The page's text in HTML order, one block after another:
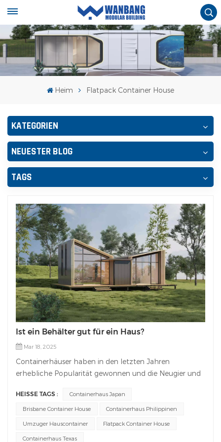
Heim Flatpack Container House
KATEGORIEN
NEUESTER BLOG
TAGS
Ist ein Behälter gut für ein Haus?
Mar 18, 2025
Containerhäuser haben in den letzten Jahren
erhebliche Popularität gewonnen und die Neugier und
alternativen Wohnungslösungen suchen. Während
traditionelle Häuser seit langem die Norm sind, bieten
Containerhäuser einen einzigartigen und innovativen
HEISSE TAGS : Containerhaus Japan
Brisbane Container House Containerhaus Philippinen
Umzuger Hauscontainer Flatpack Container House
Containerhaus Texas